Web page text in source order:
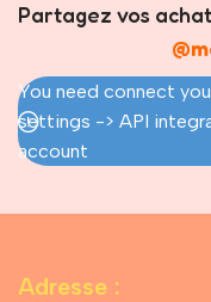
Partagez vos
You need connect
settings -> API
account
Adresse :